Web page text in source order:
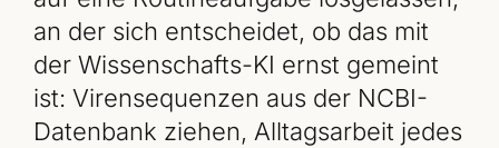
an der sich entscheidet, ob das mit
der Wissenschafts-KI ernst gemeint
ist: Virensequenzen aus der NCBI-
Datenbank ziehen, Alltagsarbeit jedes